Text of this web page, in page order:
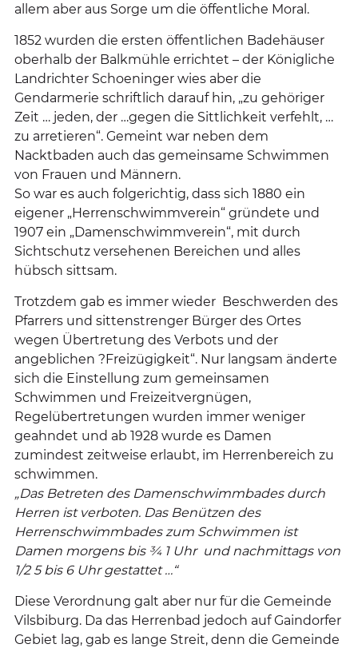
allem aber aus Sorge um die öffentliche Moral.
1852 wurden die ersten öffentlichen Badehäuser
oberhalb der Balkmühle errichtet – der Königliche
Landrichter Schoeninger wies aber die
Gendarmerie schriftlich darauf hin, „zu gehöriger
Zeit … jeden, der …gegen die Sittlichkeit verfehlt, …
zu arretieren“. Gemeint war neben dem
Nacktbaden auch das gemeinsame Schwimmen
von Frauen und Männern.
So war es auch folgerichtig, dass sich 1880 ein
eigener „Herrenschwimmverein“ gründete und
1907 ein „Damenschwimmverein“, mit durch
Sichtschutz versehenen Bereichen und alles
hübsch sittsam.
Trotzdem gab es immer wieder Beschwerden des
Pfarrers und sittenstrenger Bürger des Ortes
wegen Übertretung des Verbots und der
angeblichen ?Freizügigkeit“. Nur langsam änderte
sich die Einstellung zum gemeinsamen
Schwimmen und Freizeitvergnügen,
Regelübertretungen wurden immer weniger
geahndet und ab 1928 wurde es Damen
zumindest zeitweise erlaubt, im Herrenbereich zu
schwimmen.
„Das Betreten des Damenschwimmbades durch
Herren ist verboten. Das Benützen des
Herrenschwimmbades zum Schwimmen ist
Damen morgens bis ¾ 1 Uhr und nachmittags von
1/2 5 bis 6 Uhr gestattet …“
Diese Verordnung galt aber nur für die Gemeinde
Vilsbiburg. Da das Herrenbad jedoch auf Gaindorfer
Gebiet lag, gab es lange Streit, denn die Gemeinde